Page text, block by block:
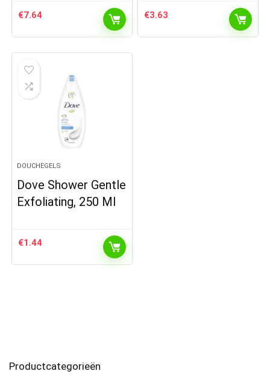
€7.64 €3.63
DOUCHEGELS
Dove Shower Gentle
Exfoliating, 250 Ml
€1.44
Productcategorieën